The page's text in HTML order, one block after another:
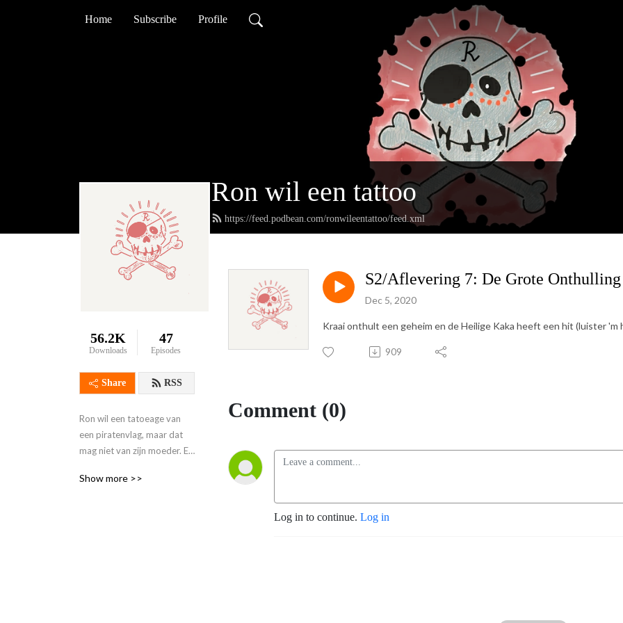
Home Subscribe Profile
Ron wil een tattoo
https://feed.podbean.com/ronwileentattoo/feed.xml
56.2K
Downloads
47
Episodes
Share RSS
Ron wil een tatoeage van
een piratenvlag, maar dat
mag niet van zijn moeder. En
iets niet mag? Precies...
Show more >>
S2/Aflevering 7: De Grote Onthulling
Dec 5, 2020
Kraai onthult een geheim en de Heilige Kaka heeft een hit (luister 'm
909
Comment (0)
Log in to continue. Log in